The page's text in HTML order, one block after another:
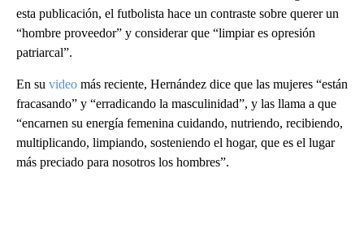
esta publicación, el futbolista hace un contraste sobre querer un
“hombre proveedor” y considerar que “limpiar es opresión
patriarcal”.
En su video más reciente, Hernández dice que las mujeres “están
fracasando” y “erradicando la masculinidad”, y las llama a que
“encarnen su energía femenina cuidando, nutriendo, recibiendo,
multiplicando, limpiando, sosteniendo el hogar, que es el lugar
más preciado para nosotros los hombres”.